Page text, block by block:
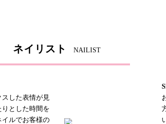
ネイリスト NAILIST
した表情が見
とした時間を
ルでお客様の